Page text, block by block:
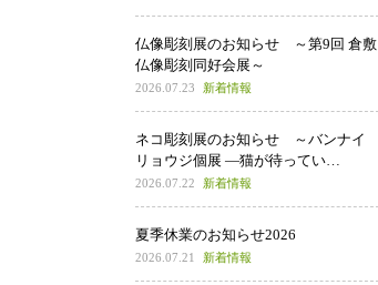
仏像彫刻展のお知らせ ～第9回 倉敷
仏像彫刻同好会展～
2026.07.23 新着情報
ネコ彫刻展のお知らせ ～バンナイ
リョウジ個展 ―猫が待ってい…
2026.07.22 新着情報
夏季休業のお知らせ2026
2026.07.21 新着情報